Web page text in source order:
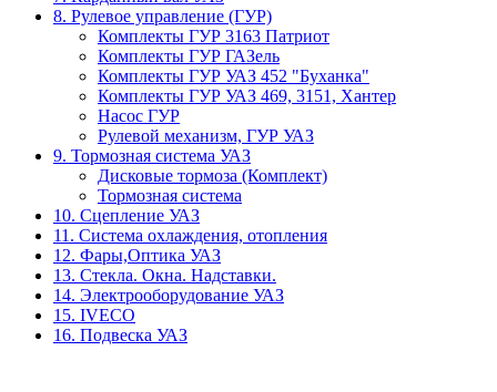
8. Рулевое управление (ГУР)
Комплекты ГУР 3163 Патриот
Комплекты ГУР ГАЗель
Комплекты ГУР УАЗ 452 "Буханка"
Комплекты ГУР УАЗ 469, 3151, Хантер
Насос ГУР
Рулевой механизм, ГУР УАЗ
9. Тормозная система УАЗ
Дисковые тормоза (Комплект)
Тормозная система
10. Сцепление УАЗ
11. Система охлаждения, отопления
12. Фары,Оптика УАЗ
13. Стекла. Окна. Надставки.
14. Электрооборудование УАЗ
15. IVECO
16. Подвеска УАЗ